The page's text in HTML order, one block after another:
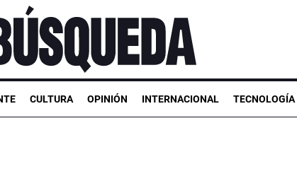
CULTURA OPINIÓN INTERNACIONAL TECNOLOGÍA